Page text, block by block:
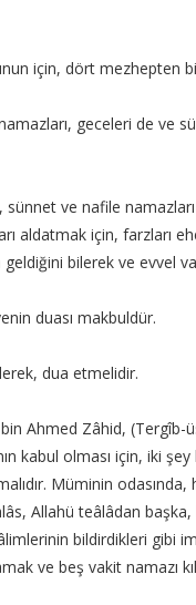
için, dört mezhepten
geceleri de ve
ve nafile
aldatmak için, farzları
bilerek ve evvel
duası makbuldür.
dua etmelidir.
Ahmed Zâhid, (Tergîb-
kabul olması için, iki şey
Müminin
Allahü teâlâdan
bildirdikleri gibi
ve beş vakit namazı